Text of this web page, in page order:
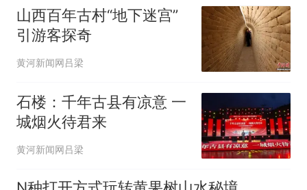
山西百年古村“地下迷宫”
引游客探奇
黄河新闻网吕梁
石楼：千年古县有凉意 一
城烟火待君来
黄河新闻网吕梁